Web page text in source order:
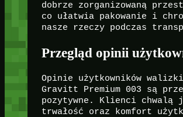
dobrze zorganizowaną
co ułatwia pakowanie i
nasze rzeczy podczas
Przegląd opinii
Opinie użytkowników walizki
Gravitt Premium 003 są
pozytywne. Klienci chwalą
trwałość oraz komfort